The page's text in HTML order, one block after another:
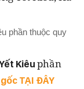
phần thuộc quy
Kiêuphần
TẠI ĐÂY